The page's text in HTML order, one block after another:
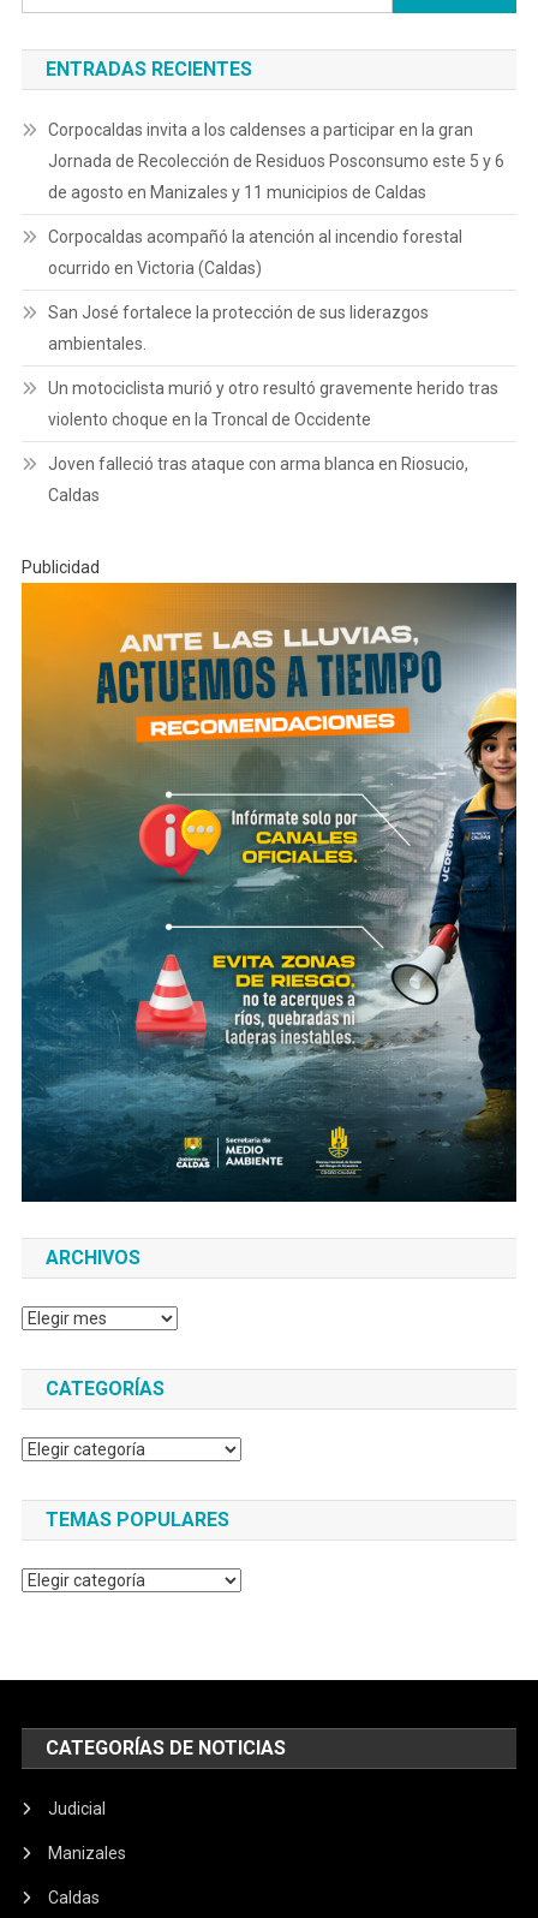
ENTRADAS RECIENTES
Corpocaldas invita a los caldenses a participar en la gran
Jornada de Recolección de Residuos Posconsumo este 5 y 6
de agosto en Manizales y 11 municipios de Caldas
Corpocaldas acompañó la atención al incendio forestal
ocurrido en Victoria (Caldas)
San José fortalece la protección de sus liderazgos
ambientales.
Un motociclista murió y otro resultó gravemente herido tras
violento choque en la Troncal de Occidente
Joven falleció tras ataque con arma blanca en Riosucio,
Caldas
Publicidad
ARCHIVOS
Archivos
CATEGORÍAS
Categorías
TEMAS POPULARES
Temas
CATEGORÍAS DE NOTICIAS
Judicial
Manizales
Caldas